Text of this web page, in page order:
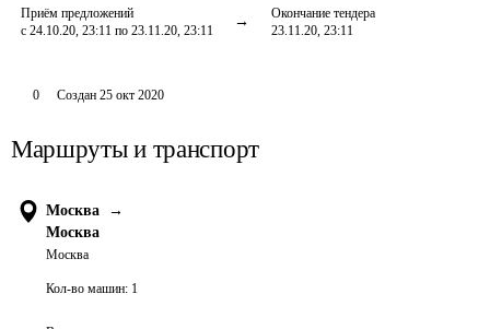
Приём предложений
с 24.10.20, 23:11 по 23.11.20, 23:11
Окончание тендера
23.11.20, 23:11
0 Создан 25 окт 2020
Маршруты и транспорт
Москва
→
Москва
Москва
Кол-во машин: 1